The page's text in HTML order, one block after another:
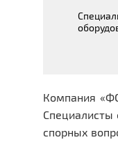
Компания
Специалисты
спорных